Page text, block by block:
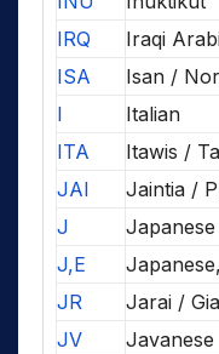
IRQ
Iraqi
ISA
Isan /
I
Italian
ITA
Itawis /
JAI
Jaintia /
J
Japanese
J,E
JR
Jarai /
JV
Javanese